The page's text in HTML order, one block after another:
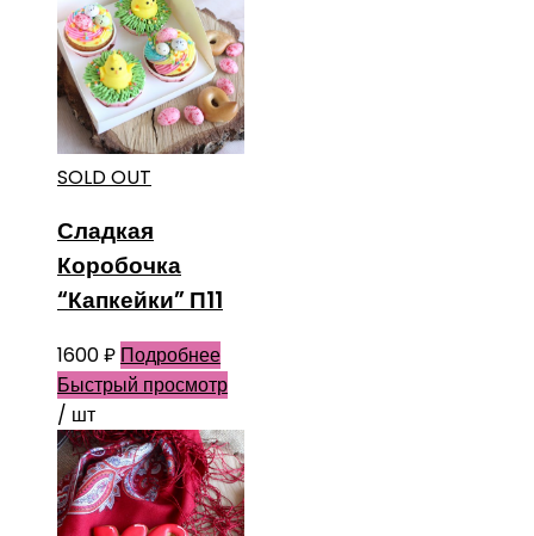
SOLD OUT
Сладкая
Коробочка
“Капкейки” П11
1600₽ Подробнее
Быстрый просмотр
/ шт